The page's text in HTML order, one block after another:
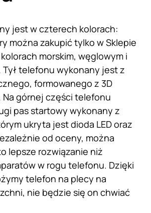
jest w czterech kolorach:
można zakupić tylko w Sklepie
morskim, węglowym i
Tył telefonu wykonany jest z
formowanego z 3D
Na górnej części telefonu
pas startowy wykonany z
ukryta jest dioda LED oraz
od oceny, można
lepsze rozwiązanie niż
w rogu telefonu. Dzięki
telefon na plecy na
nie będzie się on chwiać